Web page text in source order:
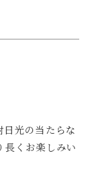
光の当たらな
くお楽しみい